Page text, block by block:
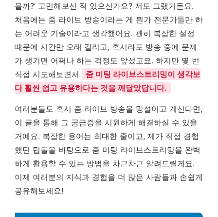
을까?’ 고민해보신 적 있으신가요? 저도 그랬거든요.
처음에는 줌 라이브 방송이라는 게 뭔가 전문가들만 하
는 어려운 기술이라고 생각했어요. 괜히 복잡한 설정
때문에 시간만 오래 걸리고, 혹시라도 방송 중에 문제
가 생기면 어쩌나 하는 걱정도 앞섰고요. 하지만 몇 번
직접 시도해보면서
줌 미팅 라이브스트리밍이 생각보
다 훨씬 쉽고 유용하다는 것을 깨달았답니다.
여러분들도 혹시 줌 라이브 방송을 망설이고 계신다면,
이 글을 통해 그 궁금증을 시원하게 해결하실 수 있을
거예요. 복잡한 용어는 최대한 줄이고, 제가 직접 경험
했던 팁들을 바탕으로 줌 미팅 라이브스트리밍을 완벽
하게 활용할 수 있는 방법을 차근차근 알려드릴게요.
이제 여러분의 지식과 경험을 더 많은 사람들과 손쉽게
공유해보세요!